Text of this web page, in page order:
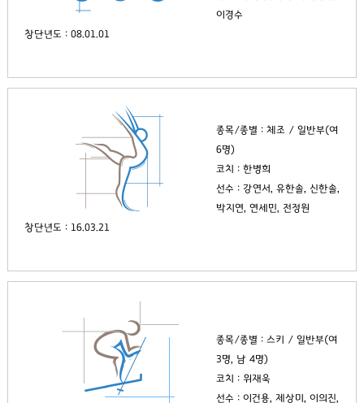
이경수
창단년도 : 08.01.01
종목/종별 : 체조 / 일반부(여
6명)
코치 : 한병희
선수 : 강연서, 유한솔, 신한솔,
박지연, 연세민, 전정원
창단년도 : 16.03.21
종목/종별 : 스키 / 일반부(여
3명, 남 4명)
코치 : 위재욱
선수 : 이건용, 제상미, 이의진,